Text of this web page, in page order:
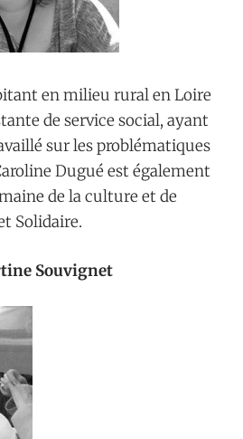
en milieu rural en Loire
de service social, ayant
sur les problématiques
Dugué est également
de la culture et de
Solidaire.
Souvignet